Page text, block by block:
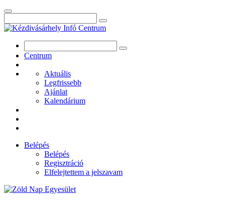
Centrum
Aktuális
Legfrissebb
Ajánlat
Kalendárium
Belépés
Belépés
Regisztráció
Elfelejtettem a jelszavam